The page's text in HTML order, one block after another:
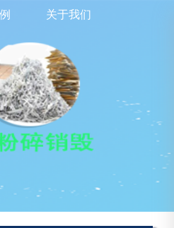
关于我们